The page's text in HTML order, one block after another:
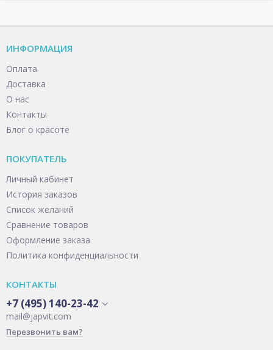
ИНФОРМАЦИЯ
Оплата
Доставка
О нас
Контакты
Блог о красоте
ПОКУПАТЕЛЬ
Личный кабинет
История заказов
Список желаний
Сравнение товаров
Оформление заказа
Политика конфиденциальности
КОНТАКТЫ
+7 (495) 140-23-42
mail@japvit.com
Перезвонить вам?